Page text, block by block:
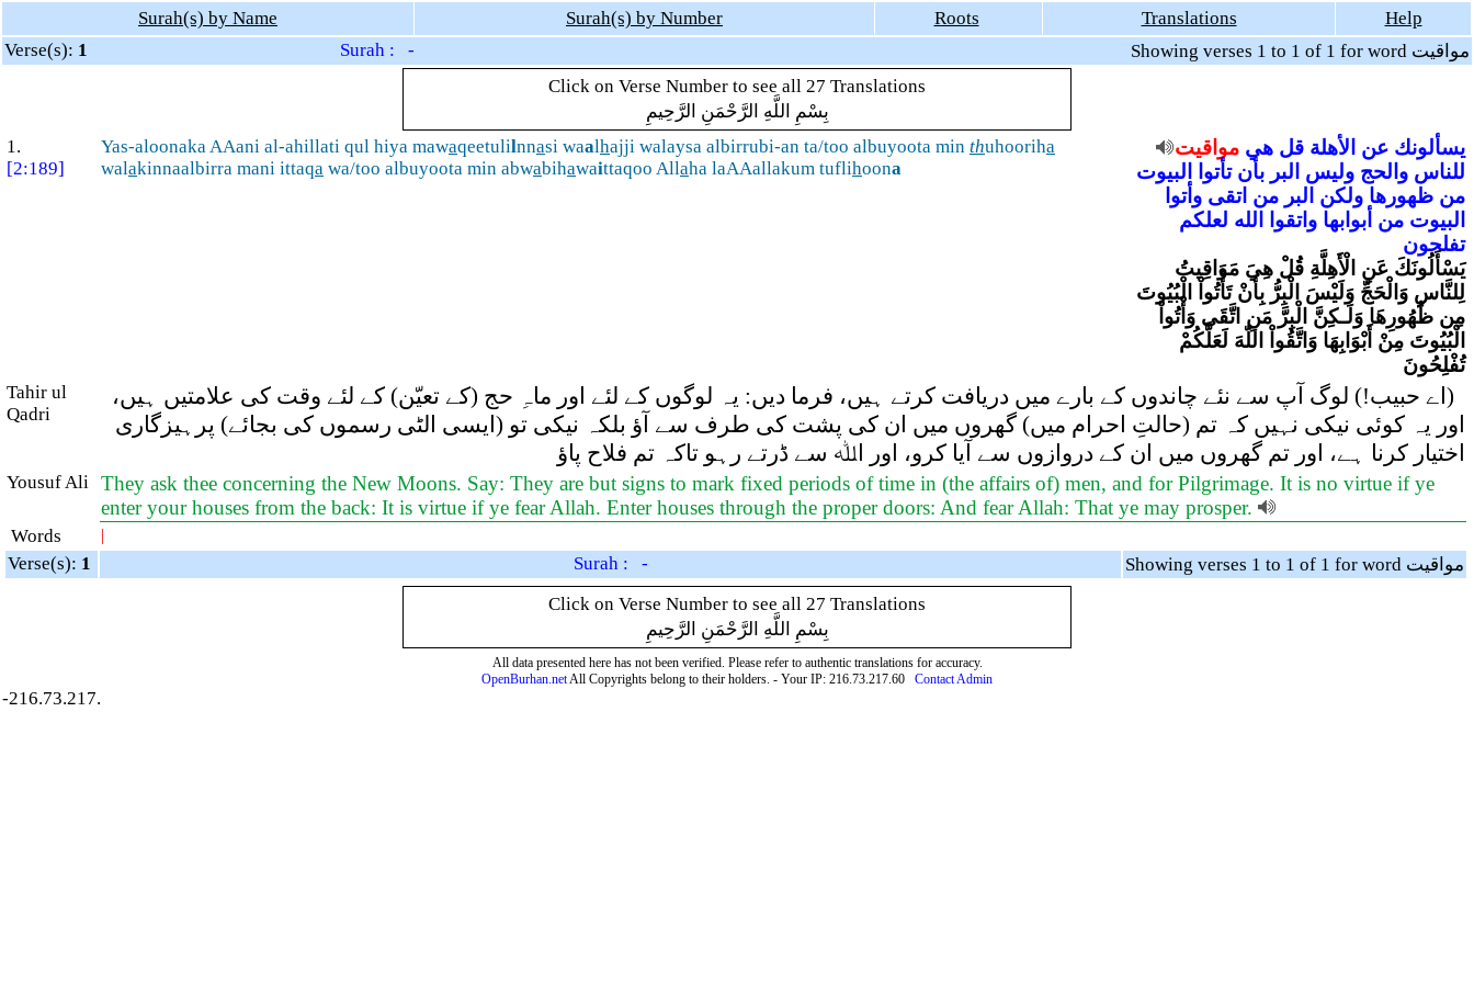
Surah(s) by Name Surah(s) by Number Roots Translations
Help
Verse(s): 1 Surah : -
Showing verses 1 to 1 of 1 for word مواقيت
Click on Verse Number to see all 27 Translations
بِسْمِ اللَّهِ الرَّحْمَنِ الرَّحِيمِ
1.
[2:189]
Yas-aloonaka AAani al-ahillati qul hiya mawaqeetulilnnasi waalhajji walaysa albirrubi-an ta/too albuyoota min thuhooriha
walakinnaalbirra mani ittaqa wa/too albuyoota min abwabihawaittaqoo Allaha laAAallakum tuflihoona
يسألونك عن الأهلة قل هي مواقيت
للناس والحج وليس البر بأن تأتوا
البيوت
من ظهورها ولكن البر من اتقى وأتوا
البيوت من أبوابها واتقوا الله لعلكم
تفلحون
يَسْأَلُونَكَ عَنِ الْأَهِلَّةِ قُلْ هِيَ مَوَاقِيتُ
لِلنَّاسِ وَالْحَجِّ وَلَيْسَ الْبِرُّ بِأَنْ تَأْتُواْ الْبُيُوتَ
مِن ظُهُورِهَا وَلَـكِنَّ الْبِرَّ مَنِ اتَّقَى وَأْتُواْ
الْبُيُوتَ مِنْ أَبْوَابِهَا وَاتَّقُواْ اللّهَ لَعَلَّكُمْ
تُفْلِحُونَ
Tahir ul
Qadri
(اے حبیب!) لوگ آپ سے نئے چاندوں کے بارے میں دریافت کرتے ہیں، فرما دیں: یہ لوگوں کے لئے اور ماہِ حج (کے تعیّن) کے لئے وقت کی علامتیں ہیں،
اور یہ کوئی نیکی نہیں کہ تم (حالتِ احرام میں) گھروں میں ان کی پشت کی طرف سے آؤ بلکہ نیکی تو (ایسی الٹی رسموں کی بجائے) پرہیزگاری
اختیار کرنا ہے، اور تم گھروں میں ان کے دروازوں سے آیا کرو، اور اﷲ سے ڈرتے رہو تاکہ تم فلاح پاؤ
Yousuf Ali They ask thee concerning the New Moons. Say: They are but signs to mark fixed periods of time in (the affairs of) men, and for Pilgrimage. It is no virtue if ye
enter your houses from the back: It is virtue if ye fear Allah. Enter houses through the proper doors: And fear Allah: That ye may prosper.
Words |
Verse(s): 1 Surah : -
Showing verses 1 to 1 of 1 for word مواقيت
Click on Verse Number to see all 27 Translations
بِسْمِ اللَّهِ الرَّحْمَنِ الرَّحِيمِ
All data presented here has not been verified. Please refer to authentic translations for accuracy.
OpenBurhan.netAll Copyrights belong to their holders. - Your IP: 216.73.217.60 Contact Admin
-216.73.217.